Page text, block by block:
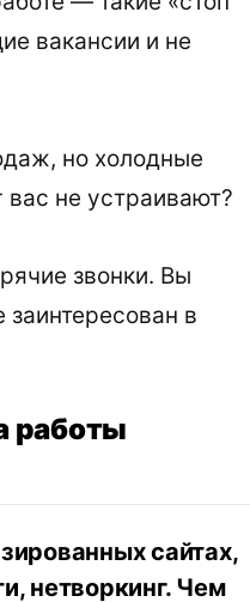
вакансии и не
но холодные
не устраивают?
звонки. Вы
заинтересован в
работы
сайтах,
нетворкинг. Чем